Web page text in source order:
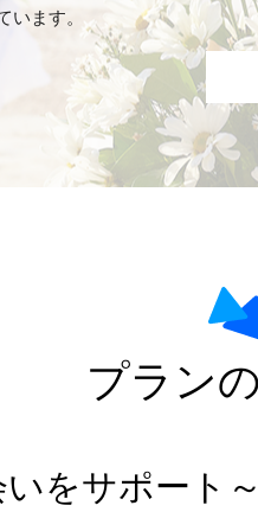
います。
プラン
をサポート～